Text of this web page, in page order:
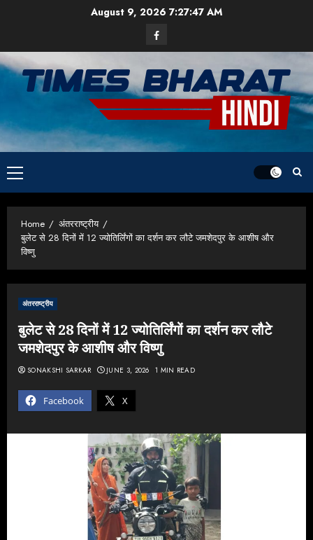
August 9, 2026 7:27:48 AM
Facebook
Primary
Menu
Home
अंतरराष्ट्रीय
बुलेट से 28 दिनों में 12 ज्योतिर्लिंगों का दर्शन कर लौटे जमशेदपुर के आशीष और
विष्णु
अंतरराष्ट्रीय
बुलेट से 28 दिनों में 12 ज्योतिर्लिंगों का दर्शन कर लौटे
जमशेदपुर के आशीष और विष्णु
Facebook X
SONAKSHI SARKAR JUNE 3, 2026 1 MIN READ